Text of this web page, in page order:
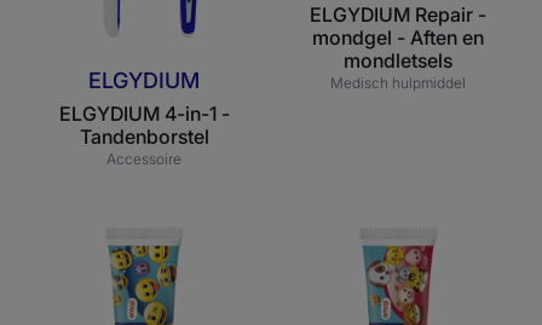
ELGYDIUM
ELGYDIUM 4-in-1 -
Tandenborstel
Accessoire
ELGYDIUM Repair -
mondgel - Aften en
mondletsels
Medisch hulpmiddel
Junior
EMOJI
Tutti
Kids
Emoji
Tandpasta